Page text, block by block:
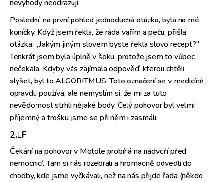
nevýhody neodrazují.
Poslední, na první pohled jednoduchá otázka, byla na mé
koníčky. Když jsem řekla, že ráda vařím a peču, přišla
otázka: „Jakým jiným slovem byste řekla slovo recept?"
Tenkrát jsem byla úplně v šoku, protože jsem to vůbec
nečekala. Kdyby vás zajímala odpověď, kterou chtěli
slyšet, byl to ALGORITMUS. Toto označení se v medicíně
opravdu používá, ale nemyslím si, že mi za tuto
nevědomost strhli nějaké body. Celý pohovor byl velmi
příjemný a trošku jsme se při něm i zasmáli.
2.LF
Čekání na pohovor v Motole probíhá na nádvoří před
nemocnicí. Tam si nás rozebrali a hromadně odvedli do
chodby, kde jsme vyčkávali, než na nás přijde řada (někdo